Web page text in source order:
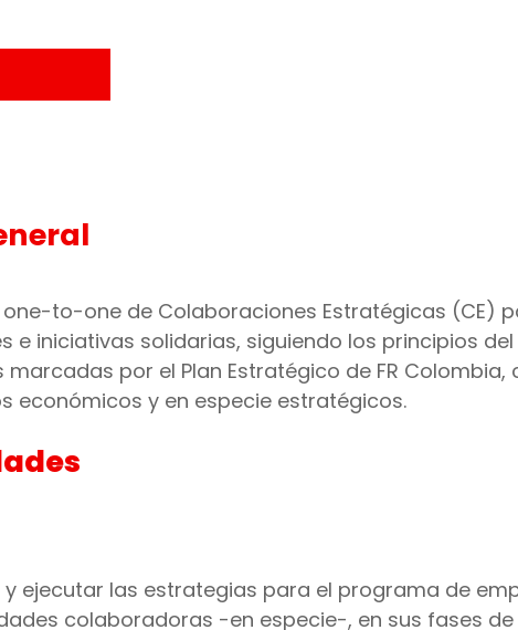
to-one de Colaboraciones Estratégicas (CE)
e iniciativas solidarias, siguiendo los principios del
por el Plan Estratégico de FR
económicos y en especie estratégicos.
y ejecutar las estrategias para el programa de
colaboradoras -en especie-, en sus fases